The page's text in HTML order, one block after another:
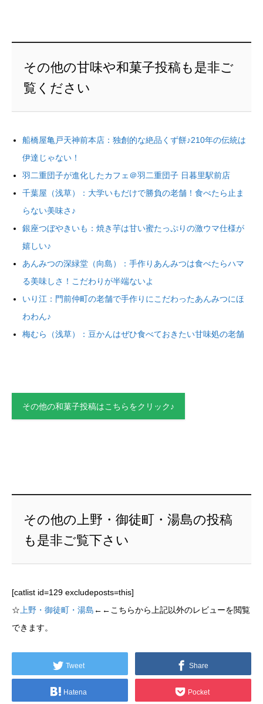
その他の甘味や和菓子投稿も是非ご
覧ください
船橋屋亀戸天神前本店：独創的な絶品くず餅♪210年の伝統は
伊達じゃない！
羽二重団子が進化したカフェ＠羽二重団子 日暮里駅前店
千葉屋（浅草）：大学いもだけで勝負の老舗！食べたら止ま
らない美味さ♪
銀座つぼやきいも：焼き芋は甘い蜜たっぷりの激ウマ仕様が
嬉しい♪
あんみつの深緑堂（向島）：手作りあんみつは食べたらハマ
る美味しさ！こだわりが半端ないよ
いり江：門前仲町の老舗で手作りにこだわったあんみつにほ
わわん♪
梅むら（浅草）：豆かんはぜひ食べておきたい甘味処の老舗
その他の和菓子投稿はこちらをクリック♪
その他の上野・御徒町・湯島の投稿
も是非ご覧下さい
[catlist id=129 excludeposts=this]
☆ 上野・御徒町・湯島 ←←こちらから上記以外のレビューを閲覧
できます。
Tweet Share
Hatena Pocket